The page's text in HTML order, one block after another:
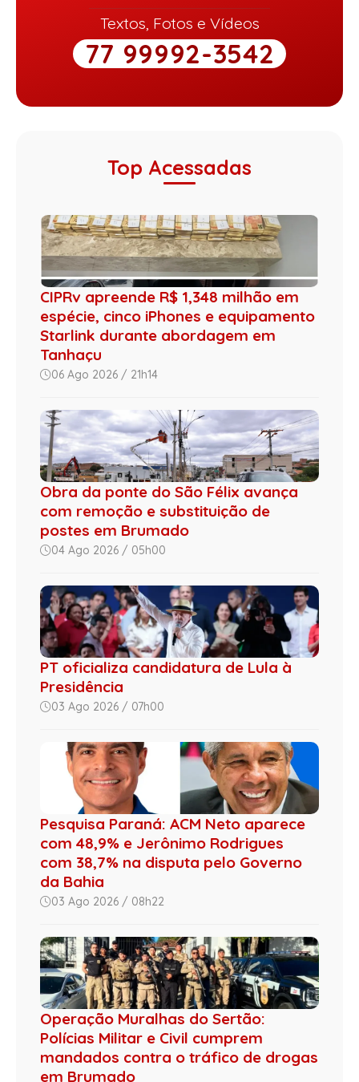
Textos, Fotos e Vídeos
77 99992-3542
Top Acessadas
CIPRv apreende R$ 1,348 milhão em
espécie, cinco iPhones e equipamento
Starlink durante abordagem em
Tanhaçu
06 Ago 2026 / 21h14
Obra da ponte do São Félix avança
com remoção e substituição de
postes em Brumado
04 Ago 2026 / 05h00
PT oficializa candidatura de Lula à
Presidência
03 Ago 2026 / 07h00
Pesquisa Paraná: ACM Neto aparece
com 48,9% e Jerônimo Rodrigues
com 38,7% na disputa pelo Governo
da Bahia
03 Ago 2026 / 08h22
Operação Muralhas do Sertão:
Polícias Militar e Civil cumprem
mandados contra o tráfico de drogas
em Brumado